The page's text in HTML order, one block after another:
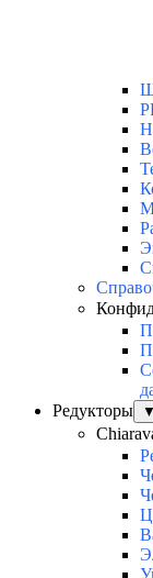
Редукторы
▼